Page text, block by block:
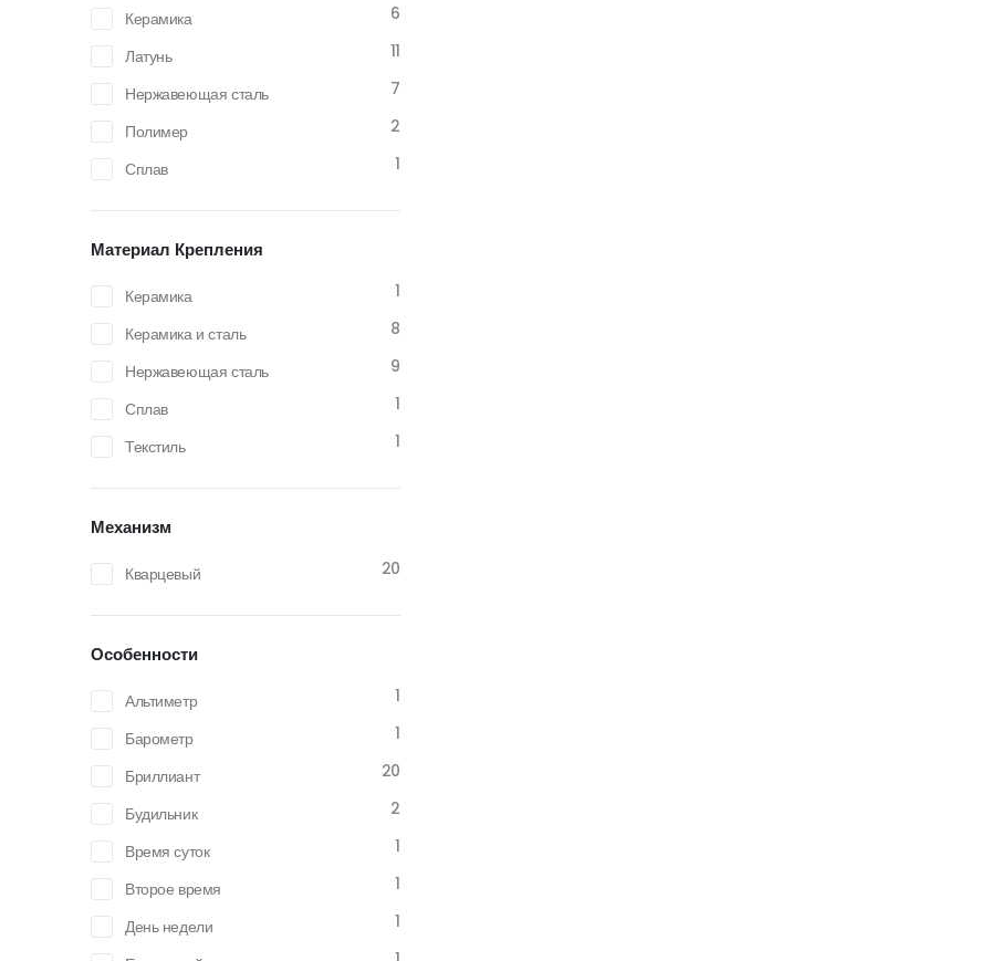
Керамика
6
Латунь
11
Нержавеющая сталь
7
Полимер
2
Сплав
1
Материал Крепления
Керамика
1
Керамика и сталь
8
Нержавеющая сталь
9
Сплав
1
Текстиль
1
Механизм
Кварцевый 20
Особенности
Альтиметр
1
Барометр
1
Бриллиант
20
Будильник
2
Время суток
1
Второе время
1
День недели
1